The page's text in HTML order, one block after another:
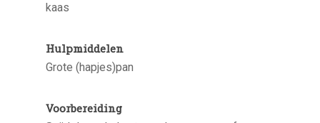
kaas
Hulpmiddelen
Grote (hapjes)pan
Voorbereiding